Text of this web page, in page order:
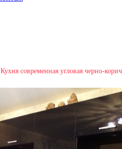
Кухня современная угловая черно-